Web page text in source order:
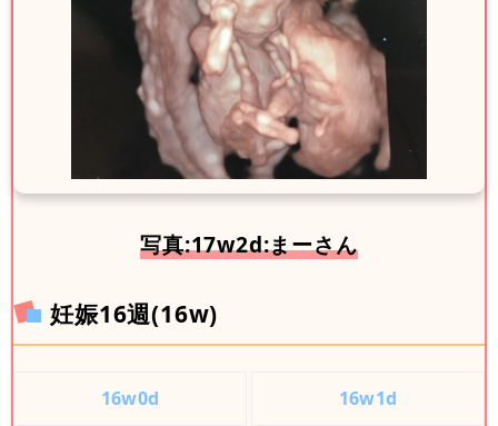
写真:17w2d:まーさん
妊娠16週(16w)
16w0d 16w1d